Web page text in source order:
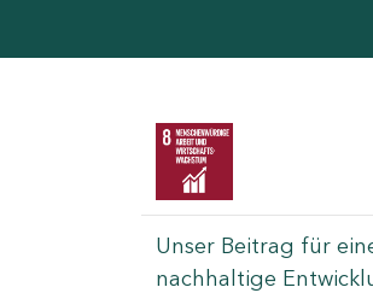
Unser Beitrag für
nachhaltige